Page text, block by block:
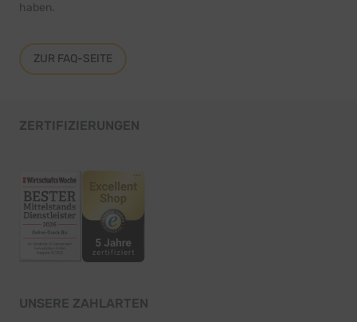
haben.
ZUR FAQ-SEITE
ZERTIFIZIERUNGEN
UNSERE ZAHLARTEN